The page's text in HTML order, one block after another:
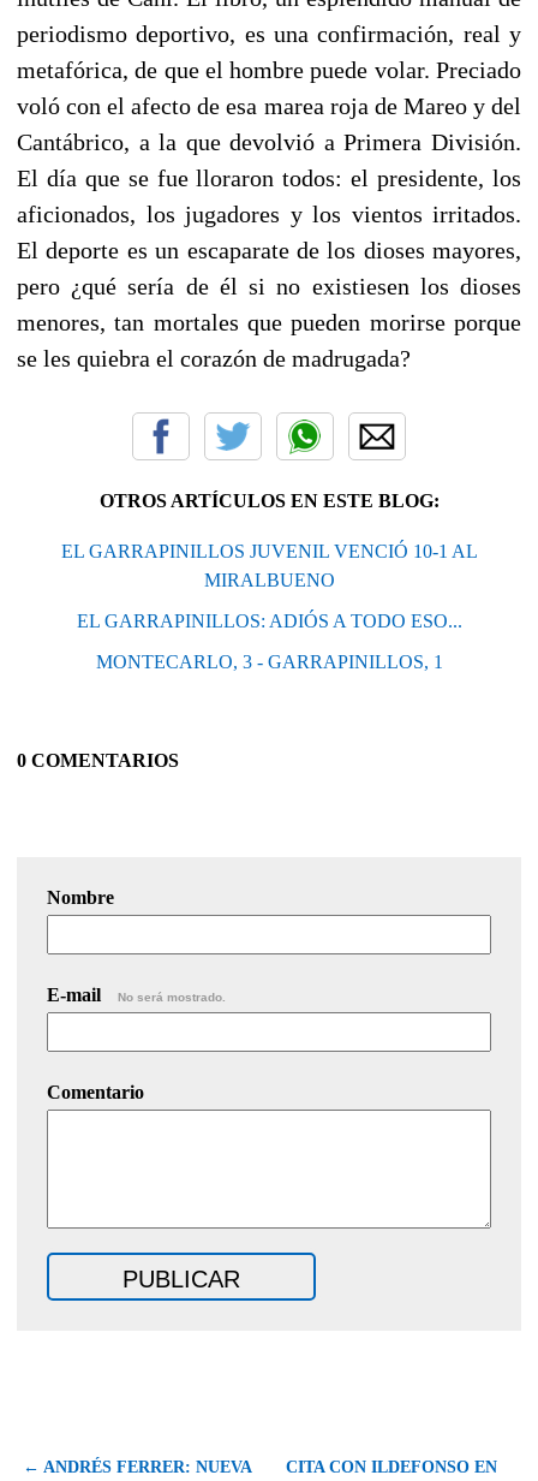
periodismo deportivo, es una confirmación, real y
metafórica, de que el hombre puede volar. Preciado
voló con el afecto de esa marea roja de Mareo y del
Cantábrico, a la que devolvió a Primera División.
El día que se fue lloraron todos: el presidente, los
aficionados, los jugadores y los vientos irritados.
El deporte es un escaparate de los dioses mayores,
pero ¿qué sería de él si no existiesen los dioses
menores, tan mortales que pueden morirse porque
se les quiebra el corazón de madrugada?
OTROS ARTÍCULOS EN ESTE BLOG:
EL GARRAPINILLOS JUVENIL VENCIÓ 10-1 AL
MIRALBUENO
EL GARRAPINILLOS: ADIÓS A TODO ESO...
MONTECARLO, 3 - GARRAPINILLOS, 1
0 COMENTARIOS
Nombre
E-mail No será mostrado.
Comentario
← ANDRÉS FERRER: NUEVA CITA CON ILDEFONSO EN